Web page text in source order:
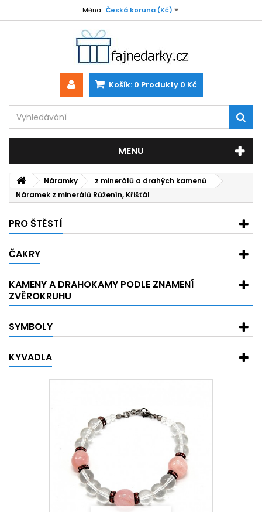
Měna : Česká koruna (Kč)
Košík: 0 Produkty 0 Kč
MENU
Náramky
z minerálů a drahých kamenů
Náramek z minerálů Růženín, Křišťál
PRO ŠTĚSTÍ
ČAKRY
KAMENY A DRAHOKAMY PODLE ZNAMENÍ
ZVĚROKRUHU
SYMBOLY
KYVADLA